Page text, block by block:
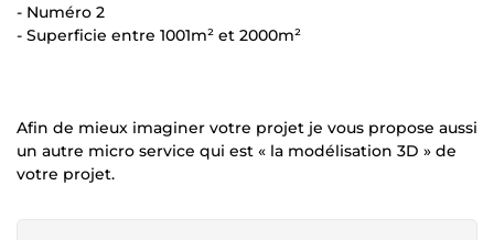
- Numéro 2
- Superficie entre 1001m² et 2000m²
Afin de mieux imaginer votre projet je vous propose aussi
un autre micro service qui est « la modélisation 3D » de
votre projet.